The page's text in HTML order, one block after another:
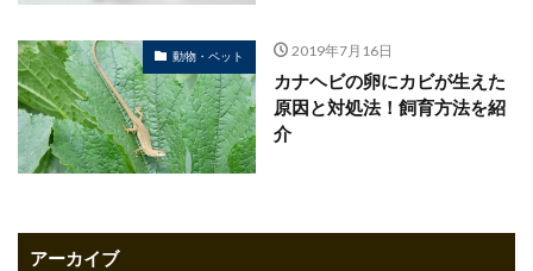
動物・ペット 2019年7月16日
カナヘビの卵にカビが生えた
原因と対処法！飼育方法を紹
介
アーカイブ